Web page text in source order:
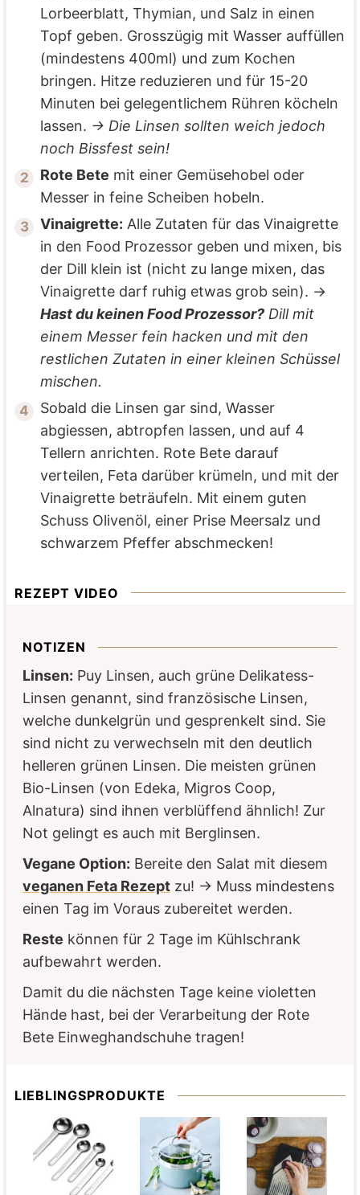
Lorbeerblatt, Thymian, und Salz in einen
Topf geben. Grosszügig mit Wasser auffüllen
(mindestens 400ml) und zum Kochen
bringen. Hitze reduzieren und für 15-20
Minuten bei gelegentlichem Rühren köcheln
lassen. → Die Linsen sollten weich jedoch
noch Bissfest sein!
Rote Bete mit einer Gemüsehobel oder
Messer in feine Scheiben hobeln.
Vinaigrette: Alle Zutaten für das Vinaigrette
in den Food Prozessor geben und mixen, bis
der Dill klein ist (nicht zu lange mixen, das
Vinaigrette darf ruhig etwas grob sein). →
Hast du keinen Food Prozessor? Dill mit
einem Messer fein hacken und mit den
restlichen Zutaten in einer kleinen Schüssel
mischen.
Sobald die Linsen gar sind, Wasser
abgiessen, abtropfen lassen, und auf 4
Tellern anrichten. Rote Bete darauf
verteilen, Feta darüber krümeln, und mit der
Vinaigrette beträufeln. Mit einem guten
Schuss Olivenöl, einer Prise Meersalz und
schwarzem Pfeffer abschmecken!
REZEPT VIDEO
NOTIZEN
Linsen: Puy Linsen, auch grüne Delikatess-
Linsen genannt, sind französische Linsen,
welche dunkelgrün und gesprenkelt sind. Sie
sind nicht zu verwechseln mit den deutlich
helleren grünen Linsen. Die meisten grünen
Bio-Linsen (von Edeka, Migros Coop,
Alnatura) sind ihnen verblüffend ähnlich! Zur
Not gelingt es auch mit Berglinsen.
Vegane Option: Bereite den Salat mit diesem
veganen Feta Rezept zu! → Muss mindestens
einen Tag im Voraus zubereitet werden.
Reste können für 2 Tage im Kühlschrank
aufbewahrt werden.
Damit du die nächsten Tage keine violetten
Hände hast, bei der Verarbeitung der Rote
Bete Einweghandschuhe tragen!
LIEBLINGSPRODUKTE